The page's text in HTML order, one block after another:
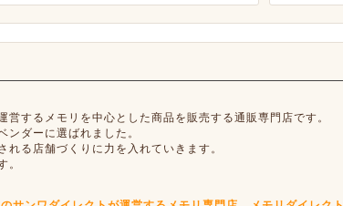
営するメモリを中心とした商品を販売する通販専門店です。
ンダーに選ばれました。
る店舗づくりに力を入れていきます。
。